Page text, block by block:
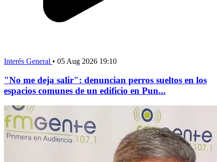
Interés General • 05 Aug 2026 19:10
"No me deja salir": denuncian perros sueltos en los
espacios comunes de un edificio en Pun...